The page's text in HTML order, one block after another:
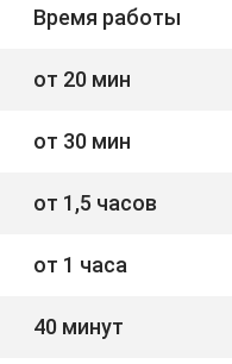
Время работы
от 20 мин
от 30 мин
от 1,5 часов
от 1 часа
40 минут